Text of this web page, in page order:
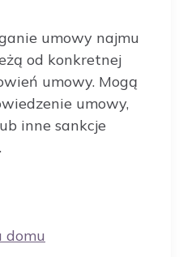
umowy najmu
od konkretnej
umowy. Mogą
umowy,
inne sankcje
domu